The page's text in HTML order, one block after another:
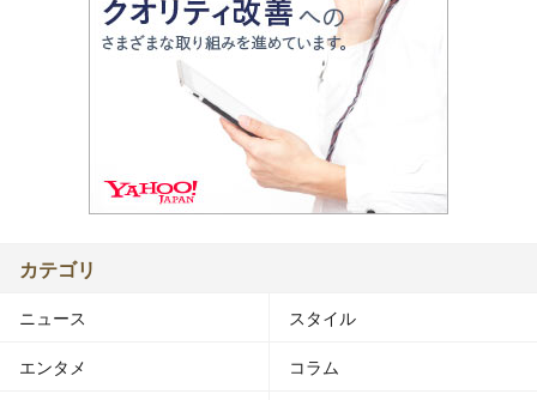
カテゴリ
ニュース スタイル
エンタメ コラム